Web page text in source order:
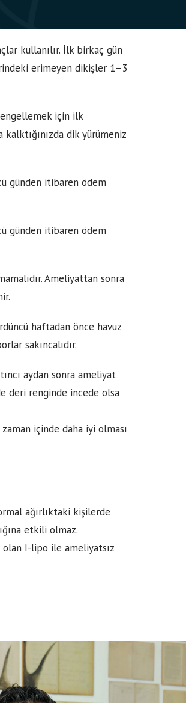
kullanılır. İlk birkaç gün
erimeyen dikişler 1–3
için ilk
kalktığınızda dik yürümeniz
günden itibaren ödem
günden itibaren ödem
Ameliyattan sonra
haftadan önce havuz
sakıncalıdır.
aydan sonra ameliyat
deri renginde incede olsa
içinde daha iyi olması
ağırlıktaki kişilerde
etkili olmaz.
olan I-lipo ile ameliyatsız